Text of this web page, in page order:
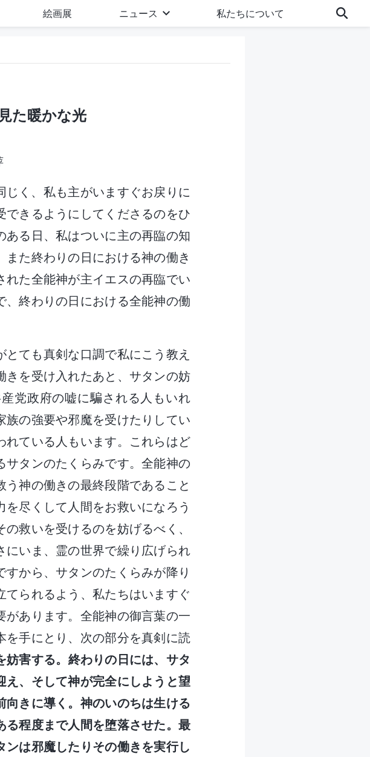
絵画展 ニュース 私たちについて
た暖かな光
く、私も主がいますぐお戻りに
きるようにしてくださるのをひ
ある日、私はついに主の再臨の知
た終わりの日における神の働き
れた全能神が主イエスの再臨でい
、終わりの日における全能神の働
ても真剣な口調で私にこう教え
きを受け入れたあと、サタンの妨
党政府の嘘に騙される人もいれ
の強要や邪魔を受けたりしてい
れている人もいます。これらはど
タンのたくらみです。全能神の
神の働きの最終段階であること
尽くして人間をお救いになろう
救いを受けるのを妨げるべく、
にいま、霊の世界で繰り広げられ
から、サタンのたくらみが降り
られるよう、私たちはいますぐ
あります。全能神の御言葉の一
手にとり、次の部分を真剣に読
害する。終わりの日には、サタ
え、そして神が完全にしようと望
きに導く。神のいのちは生ける
程度まで人間を堕落させた。最
は邪魔したりその働きを実行し